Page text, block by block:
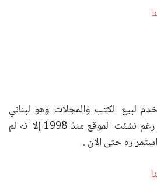
لبيع الكتب والمجلات وهو لبناني
المنشئ وله مقر في مصر رغم نشئت الموقع منذ 1998 إلا انه لم
حتى الان .